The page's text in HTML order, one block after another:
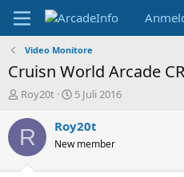
Video Monitore
Cruisn World Arcade
E
s
t
Roy20t
E
s
t
e
5 Juli 2016
R Roy20t
New member